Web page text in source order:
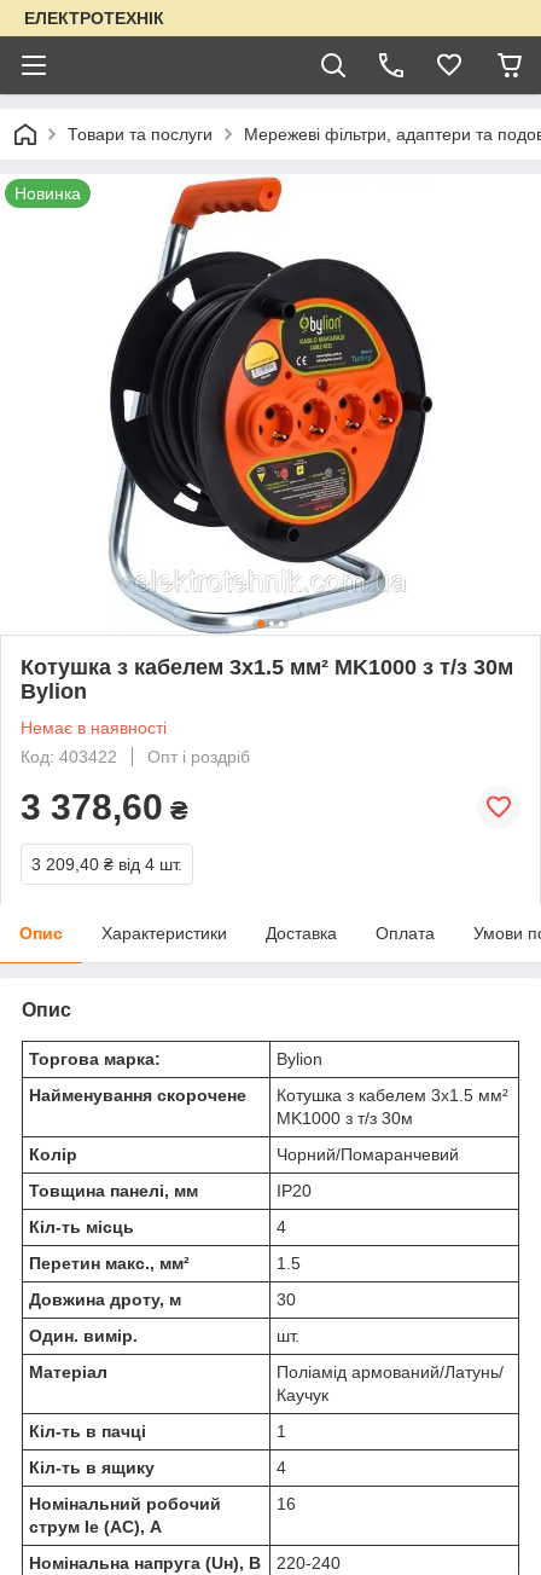
ЕЛЕКТРОТЕХНІК
Товари та послуги Мережеві фільтри, адаптери та
Новинка
Котушка з кабелем 3х1.5 мм² MK1000 з т/з 30м
Bylion
Немає в наявності
Код: 403422
Опт і роздріб
3 378,60 ₴
3 209,40 ₴ від 4 шт.
Опис Характеристики Доставка Оплата Умови
Опис
Торгова марка:
Bylion
Найменування скорочене
Котушка з кабелем 3х1.5 мм²
MK1000 з т/з 30м
Колір
Чорний/Помаранчевий
Товщина панелі, мм
IP20
Кіл-ть місць
4
Перетин макс., мм²
1.5
Довжина дроту, м
30
Один. вимір.
шт.
Матеріал
Поліамід армований/Латунь/
Каучук
Кіл-ть в пачці
1
Кіл-ть в ящику
4
Номінальний робочий
струм Ie (AC), А
16
Номінальна напруга (Uн), В 220-240